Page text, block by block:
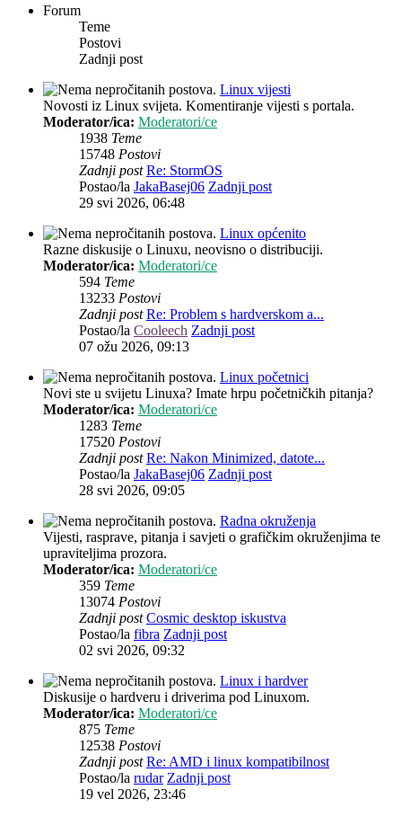
Forum
Teme
Postovi
Zadnji post
Linux vijesti
Novosti iz Linux svijeta. Komentiranje vijesti s portala.
Moderator/ica: Moderatori/ce
1938 Teme
15748 Postovi
Zadnji post Re: StormOS
Postao/la JakaBasej06 Zadnji post
29 svi 2026, 06:48
Linux općenito
Razne diskusije o Linuxu, neovisno o distribuciji.
Moderator/ica: Moderatori/ce
594 Teme
13233 Postovi
Zadnji post Re: Problem s hardverskom a...
Postao/la Cooleech Zadnji post
07 ožu 2026, 09:13
Linux početnici
Novi ste u svijetu Linuxa? Imate hrpu početničkih pitanja?
Moderator/ica: Moderatori/ce
1283 Teme
17520 Postovi
Zadnji post Re: Nakon Minimized, datote...
Postao/la JakaBasej06 Zadnji post
28 svi 2026, 09:05
Radna okruženja
Vijesti, rasprave, pitanja i savjeti o grafičkim okruženjima te
upraviteljima prozora.
Moderator/ica: Moderatori/ce
359 Teme
13074 Postovi
Zadnji post Cosmic desktop iskustva
Postao/la fibra Zadnji post
02 svi 2026, 09:32
Linux i hardver
Diskusije o hardveru i driverima pod Linuxom.
Moderator/ica: Moderatori/ce
875 Teme
12538 Postovi
Zadnji post Re: AMD i linux kompatibilnost
Postao/la rudar Zadnji post
19 vel 2026, 23:46